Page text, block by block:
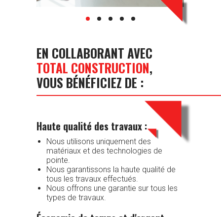
EN COLLABORANT AVEC
TOTAL CONSTRUCTION,
VOUS BÉNÉFICIEZ DE :
Haute qualité des travaux :
Nous utilisons uniquement des
matériaux et des technologies de
pointe.
Nous garantissons la haute qualité de
tous les travaux effectués.
Nous offrons une garantie sur tous les
types de travaux.